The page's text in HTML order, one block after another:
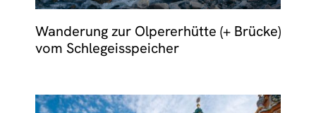
Wanderung zur Olpererhütte (+ Brücke)
vom Schlegeisspeicher